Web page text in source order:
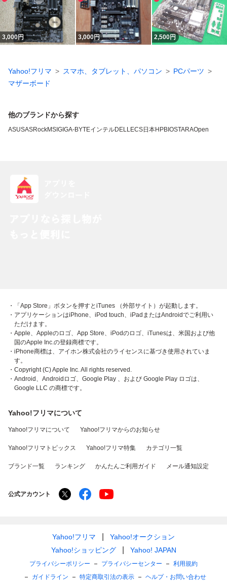
3,000円 3,000円 2,500円
Yahoo!フリマ スマホ、タブレット、パソコン
PCパーツ
マザーボード
他のブランドから探す
ASUSASRockMSI GIGA-BYTEインテルDELLECS日本HPBIOSTARAOpen
・「App Store」ボタンを押すとiTunes （外部サイト）が起動します。
・アプリケーションはiPhone、iPod touch、iPadまたはAndroidでご利用い
ただけます。
・Apple、Appleのロゴ、App Store、iPodのロゴ、iTunesは、米国および他
国のApple Inc.の登録商標です。
・iPhone商標は、アイホン株式会社のライセンスに基づき使用されていま
す。
・Copyright (C) Apple Inc. All rights reserved.
・Android、Androidロゴ、Google Play 、および Google Play ロゴは、
Google LLC の商標です。
Yahoo!フリマについて
Yahoo!フリマについて Yahoo!フリマからのお知らせ
Yahoo!フリマトピックス Yahoo!フリマ特集 カテゴリ一覧
ブランド一覧 ランキング かんたんご利用ガイド メール通知設定
公式アカウント
Yahoo!フリマ
Yahoo!オークション
Yahoo!ショッピング
Yahoo! JAPAN
プライバシーポリシー プライバシーセンター
利用規約
ガイドライン
特定商取引法の表示 ヘルプ・お問い合わせ